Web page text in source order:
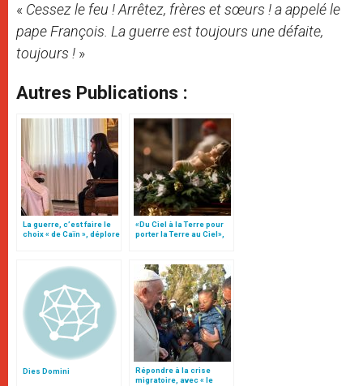
« Cessez le feu ! Arrêtez, frères et sœurs ! a appelé le
pape François. La guerre est toujours une défaite,
toujours ! »
Autres Publications :
La guerre, c’est faire le
choix « de Caïn », déplore
«Du Ciel à la Terre pour
porter la Terre au Ciel»,
Dies Domini
Répondre à la crise
migratoire, avec « le